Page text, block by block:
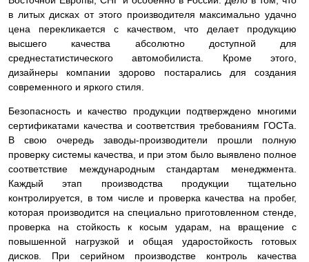
в литых дисках от этого производителя максимально удачно
цена перекликается с качеством, что делает продукцию
высшего качества абсолютно доступной для
среднестатистического автомобилиста. Кроме этого,
дизайнеры компании здорово постарались для создания
современного и яркого стиля.
Безопасность и качество продукции подтверждено многими
сертификатами качества и соответствия требованиям ГОСТа.
В свою очередь заводы-производители прошли полную
проверку системы качества, и при этом было выявлено полное
соответствие международным стандартам менеджмента.
Каждый этап производства продукции тщательно
контролируется, в том числе и проверка качества на пробег,
которая производится на специально приготовленном стенде,
проверка на стойкость к косым ударам, на вращение с
повышенной нагрузкой и общая ударостойкость готовых
дисков. При серийном производстве контроль качества